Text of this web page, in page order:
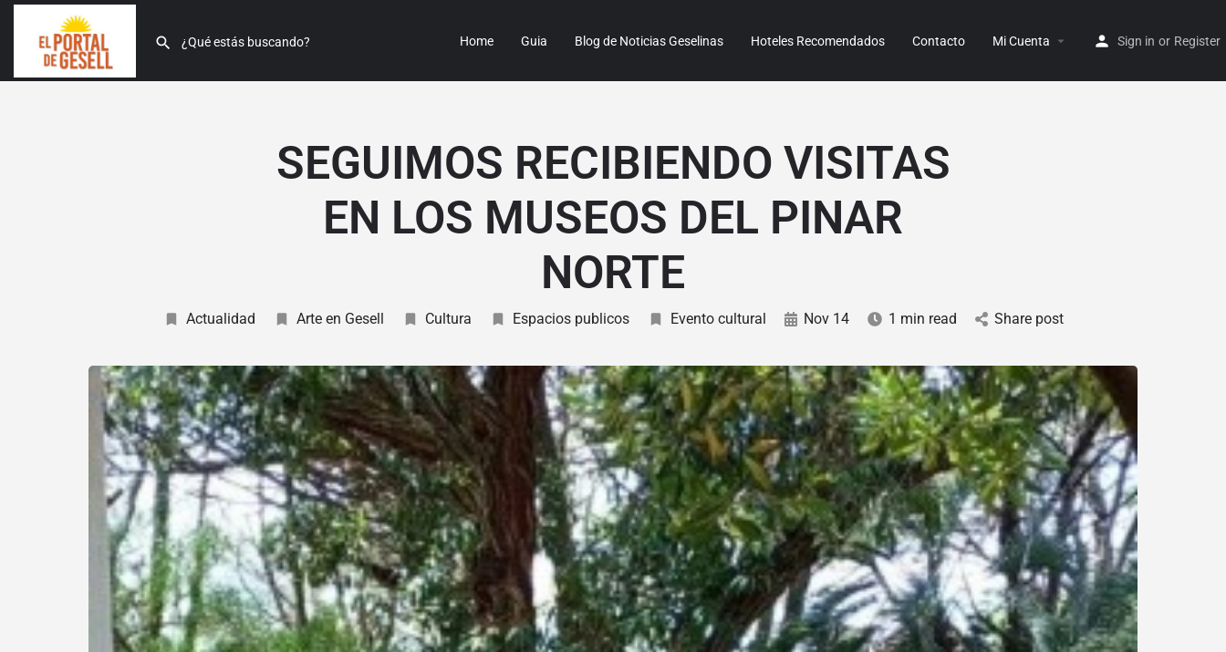
Home Guia Blog de Noticias Geselinas Hoteles Recomendados Contacto Mi Cuenta Sign in or Register
SEGUIMOS RECIBIENDO VISITAS
EN LOS MUSEOS DEL PINAR
NORTE
Actualidad Arte en Gesell Cultura Espacios publicos Evento cultural Nov 14 1 min read Share post